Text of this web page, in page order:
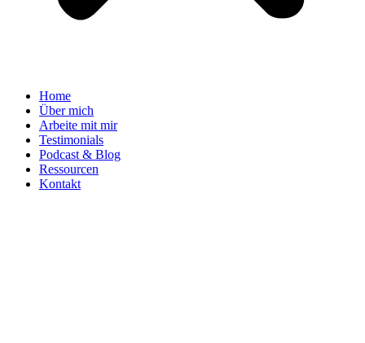
Home
Über mich
Arbeite mit mir
Testimonials
Podcast & Blog
Ressourcen
Kontakt